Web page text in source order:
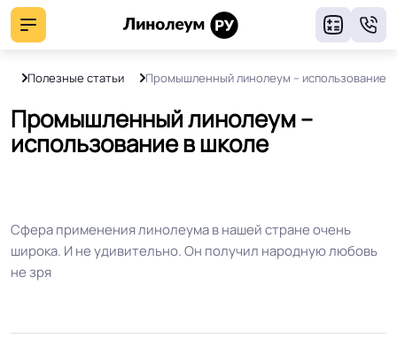
Полезные статьи Промышленный линолеум – использование
Промышленный линолеум –
использование в школе
Сфера применения линолеума в нашей стране очень
широка. И не удивительно. Он получил народную любовь
не зря